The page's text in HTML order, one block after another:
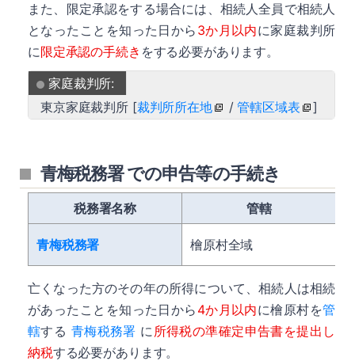
また、限定承認をする場合には、相続人全員で相続人
となったことを知った日から 3か月以内に家庭裁判所
に限定承認の手続き をする必要があります。
家庭裁判所:
東京家庭裁判所 [裁判所所在地 /管轄区域表 ]
青梅税務署 での申告等の手続き
税務署名称 管轄
青梅税務署 檜原村全域
亡くなった方のその年の所得について、相続人は相続
があったことを知った日から 4か月以内に檜原村を管
轄する 青梅税務署 に所得税の準確定申告書を提出し
納税する必要があります。